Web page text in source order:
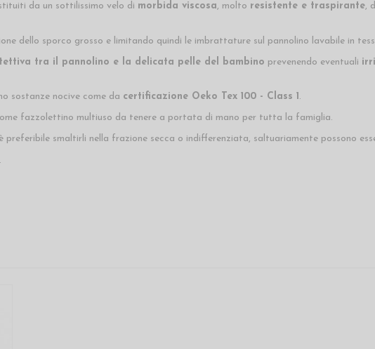
da un sottilissimo velo di morbida viscosa, molto resistente e traspirante,
dello sporco grosso e limitando quindi le imbrattature sul pannolino lavabile in
tra il pannolino e la delicata pelle del bambino prevenendo eventuali
sostanze nocive come da certificazione Oeko Tex 100 - Class 1.
fazzolettino multiuso da tenere a portata di mano per tutta la famiglia.
preferibile smaltirli nella frazione secca o indifferenziata, saltuariamente possono